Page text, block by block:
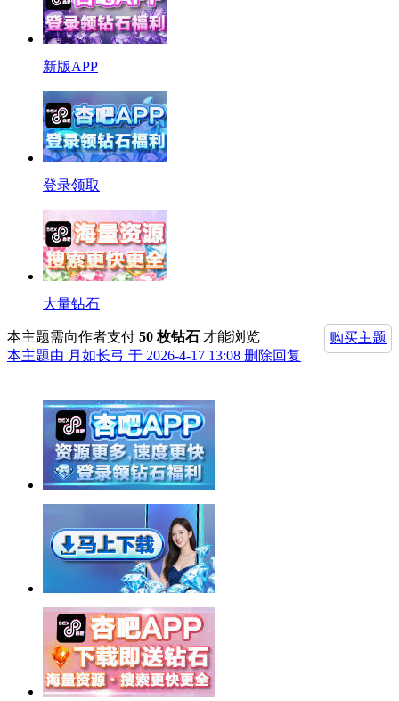
新版APP
登录领取
大量钻石
购买主题
本主题需向作者支付 50 枚钻石 才能浏览
本主题由 月如长弓 于 2026-4-17 13:08 删除回复